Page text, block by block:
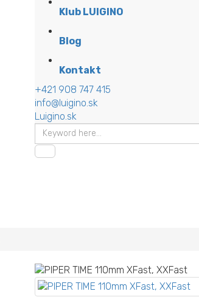
Klub LUIGINO
Blog
Kontakt
+421 908 747 415
info@luigino.sk
Luigino.sk